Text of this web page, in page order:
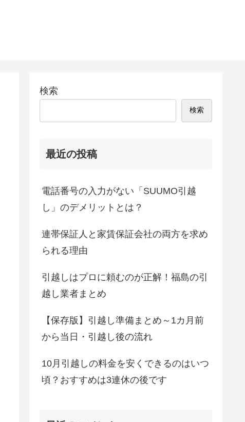
検索
検索
最近の投稿
電話番号の入力がない「SUUMO引越
し」のデメリットとは？
連帯保証人と家賃保証会社の両方を求め
られる理由
引越しはプロに頼むのが正解！福島の引
越し業者まとめ
【保存版】引越し準備まとめ～1カ月前
から当日・引越し後の流れ
10月引越しの料金を安くできるのはいつ
頃？おすすめは3連休の後です